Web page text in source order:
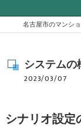
システム
2023/03/07
シナリオ設定